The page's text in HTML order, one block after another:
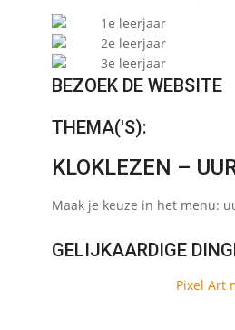
1e leerjaar
2e leerjaar
3e leerjaar
BEZOEK DE WEBSITE
THEMA('S):
KLOKLEZEN –
Maak je keuze in het menu:
GELIJKAARDIGE
Pixel Art